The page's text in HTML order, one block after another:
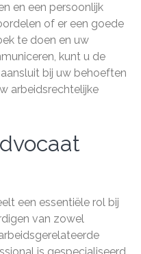
en een persoonlijk
of er een goede
te doen en uw
kunt u de
bij uw behoeften
arbeidsrechtelijke
een essentiële rol bij
van zowel